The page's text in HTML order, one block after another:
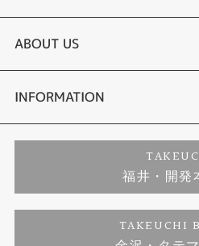
結婚指輪
セットリング
婚約ネックレス
エタニティリング
タケウチのこだわり
プロポーズサポート
ブランドリスト
ジュエリーリフォーム
ABOUT US
会社概要
お客様の声
INFORMATION
福井・開発
TAKEUCHI